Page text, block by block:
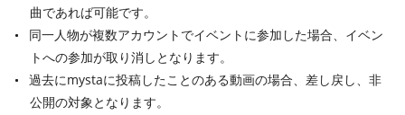
曲であれば可能です。
同一人物が複数アカウントでイベントに参加した場合、イベン
トへの参加が取り消しとなります。
過去にmystaに投稿したことのある動画の場合、差し戻し、非
公開の対象となります。